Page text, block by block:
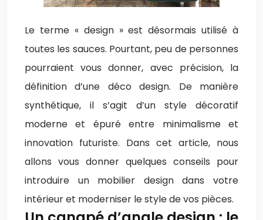
Le terme « design » est désormais utilisé à
toutes les sauces. Pourtant, peu de personnes
pourraient vous donner, avec précision, la
définition d’une déco design. De manière
synthétique, il s’agit d’un style décoratif
moderne et épuré entre minimalisme et
innovation futuriste. Dans cet article, nous
allons vous donner quelques conseils pour
introduire un mobilier design dans votre
intérieur et moderniser le style de vos pièces.